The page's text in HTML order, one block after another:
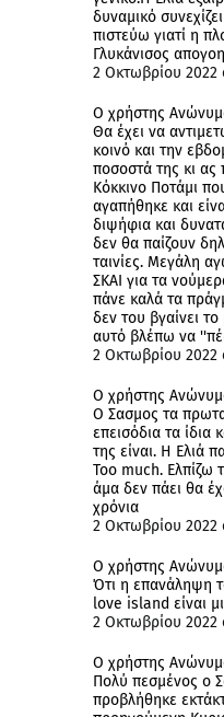
δυναμικό
πιστεύω γιατί η
Γλυκάνισος
2 Οκτωβρίου 2022
Ο χρήστης
Θα έχει να
κοινό και την
ποσοστά της κι ας
Κόκκινο Ποτάμι
αγαπήθηκε και
διψήφια και
δεν θα παίζουν
ταινίες. Μεγάλη
ΣΚΑΙ για τα
πάνε καλά τα
δεν του βγαίνει το
αυτό βλέπω να
2 Οκτωβρίου 2022
Ο χρήστης
Ο Σασμος τα πρωτα
επεισόδια τα ίδια
της είναι. Η Ελιά
Too much. Ελπίζω
άμα δεν πάει θα
χρόνια
2 Οκτωβρίου 2022
Ο χρήστης
Ότι η επανάληψη
love island είναι
2 Οκτωβρίου 2022
Ο χρήστης
Πολύ πεσμένος ο
προβλήθηκε